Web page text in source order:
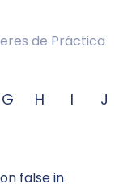
de Práctica
G H I J
false in